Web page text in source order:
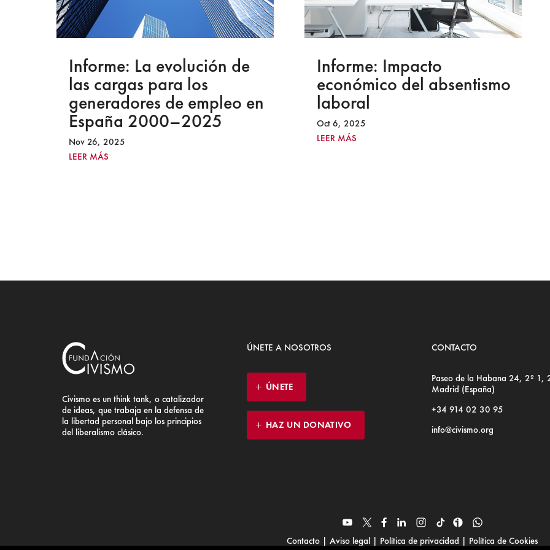
Informe: Impacto
económico del absentismo
laboral
Oct 6, 2025
LEER MÁS
Informe: Análisis del
Impacto Económico del
Salario Mínimo
Interprofesional (2020-
2026)
Civismo es un think tank, o catalizador
de ideas, que trabaja en la defensa de
la libertad personal bajo los principios
del liberalismo clásico.
ÚNETE A NOSOTROS
ÚNETE
HAZ UN DONATIVO
CONTACTO
Paseo de la Habana 24, 2º 1,
Madrid (España)
+34 914 02 30 95
info@civismo.org
Contacto |Aviso legal | Política de privacidad | Política de Cookies